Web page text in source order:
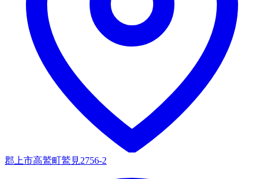
郡上市高鷲町鷲見2756-2